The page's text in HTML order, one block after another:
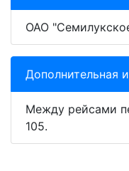
ОАО
Дополнительная
Между рейсами
105.